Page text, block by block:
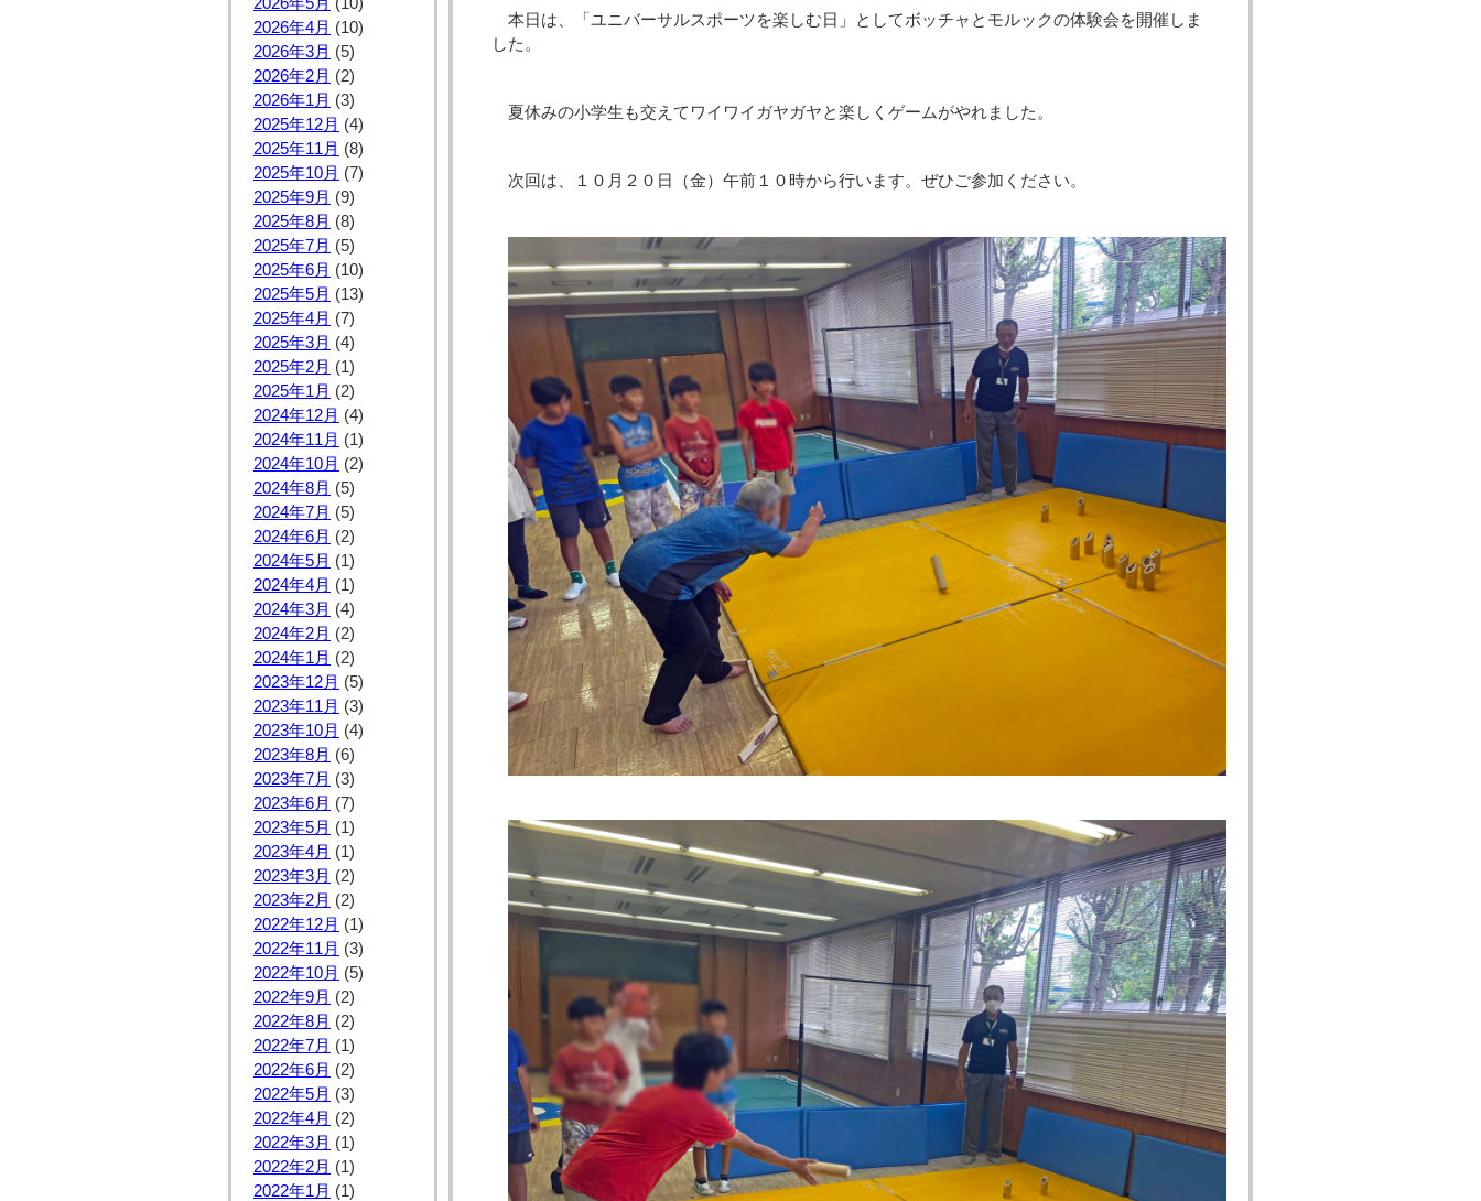
2026年4月 (10)
2026年3月 (5)
2026年2月 (2)
2026年1月 (3)
2025年12月 (4)
2025年11月 (8)
2025年10月 (7)
2025年9月 (9)
2025年8月 (8)
2025年7月 (5)
2025年6月 (10)
2025年5月 (13)
2025年4月 (7)
2025年3月 (4)
2025年2月 (1)
2025年1月 (2)
2024年12月 (4)
2024年11月 (1)
2024年10月 (2)
2024年8月 (5)
2024年7月 (5)
2024年6月 (2)
2024年5月 (1)
2024年4月 (1)
2024年3月 (4)
2024年2月 (2)
2024年1月 (2)
2023年12月 (5)
2023年11月 (3)
2023年10月 (4)
2023年8月 (6)
2023年7月 (3)
2023年6月 (7)
2023年5月 (1)
2023年4月 (1)
2023年3月 (2)
2023年2月 (2)
2022年12月 (1)
2022年11月 (3)
2022年10月 (5)
2022年9月 (2)
2022年8月 (2)
2022年7月 (1)
2022年6月 (2)
2022年5月 (3)
2022年4月 (2)
2022年3月 (1)
2022年2月 (1)
2022年1月 (1)
本日は、「ユニバーサルスポーツを楽しむ日」としてボッチャとモルックの体験会を開催しま
した。
夏休みの小学生も交えてワイワイガヤガヤと楽しくゲームがやれました。
次回は、１０月２０日（金）午前１０時から行います。ぜひご参加ください。